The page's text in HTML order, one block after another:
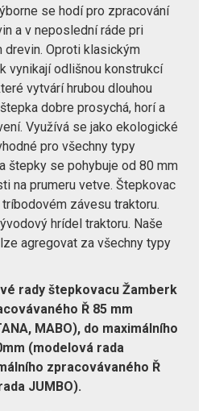
se hodí pro zpracování
a v neposlední ráde pri
drevin. Oproti klasickým
vynikají odlišnou konstrukcí
vytvárí hrubou dlouhou
dobre prosychá, horí a
Využívá se jako ekologické
pro všechny typy
štepky se pohybuje od 80 mm
na prumeru vetve. Štepkovac
závesu traktoru.
hrídel traktoru. Naše
agregovat za všechny typy
rady štepkovacu Žamberk
Ř 85 mm
MABO), do maximálního
(modelová rada
zpracovávaného Ř
JUMBO).